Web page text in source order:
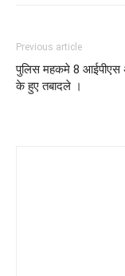
Previous article
पुलिस महकमे 8 आईपीएस
के हुए तबादले ।